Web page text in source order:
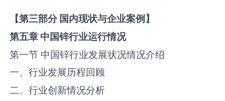
【第三部分 国内现状与企业案例】
第五章 中国锌行业运行情况
第一节 中国‌锌‌行业发展状况情况介绍
一、行业发展历程回顾
二、行业创新情况分析